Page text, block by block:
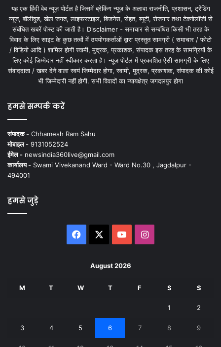
यह एक हिंदी वेब न्यूज़ पोर्टल है जिसमें ब्रेकिंग न्यूज़ के अलावा राजनीति, प्रशासन, ट्रेंडिंग
न्यूज, बॉलीवुड, खेल जगत, लाइफस्टाइल, बिजनेस, सेहत, ब्यूटी, रोजगार तथा टेक्नोलॉजी से
संबंधित खबरें पोस्ट की जाती है। Disclaimer - समाचार से सम्बंधित किसी भी तरह के
विवाद के लिए साइट के कुछ तत्वों में उपयोगकर्ताओं द्वारा प्रस्तुत सामग्री ( समाचार / फोटो
/ विडियो आदि ) शामिल होगी स्वामी, मुद्रक, प्रकाशक, संपादक इस तरह के सामग्रियों के
लिए कोई ज़िम्मेदार नहीं स्वीकार करता है। न्यूज़ पोर्टल में प्रकाशित ऐसी सामग्री के लिए
संवाददाता / खबर देने वाला स्वयं जिम्मेदार होगा, स्वामी, मुद्रक, प्रकाशक, संपादक की कोई
भी जिम्मेदारी नहीं होगी. सभी विवादों का न्यायक्षेत्र जगदलपुर होगा
हमसे सम्पर्क करें
संपादक - Chhamesh Ram Sahu
मोबाइल - 9131052524
ईमेल - newsindia360live@gmail.com
कार्यालय - Swami Vivekanand Ward - Ward No.30 , Jagdalpur -
494001
हमसे जुड़े
Facebook YouTubeInstagram
August 2026
M T W T F S S
1 2
3 4 5 6 7 8 9